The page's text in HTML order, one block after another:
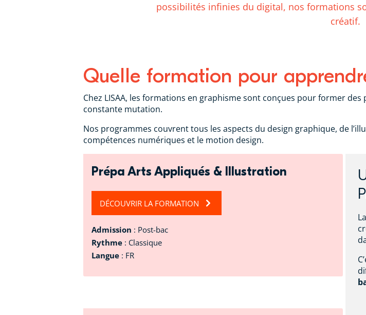
possibilités infinies du digital, nos formations
créatif.
Quelle formation pour
Chez LISAA, les formations en graphisme sont conçues pour former
constante mutation.
Nos programmes couvrent tous les aspects du design graphique, de
compétences numériques et le motion design.
Prépa Arts Appliqués & Illustration
DÉCOUVRIR LA FORMATION
Admission : Post-bac
Rythme : Classique
Langue : FR
La